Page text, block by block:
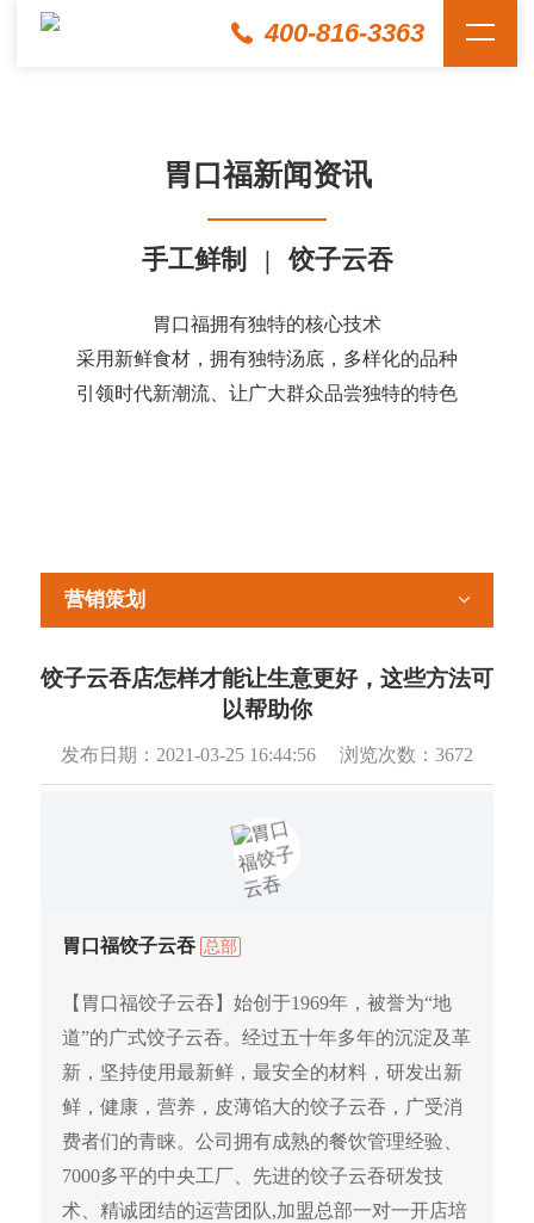
400-816-3363
胃口福新闻资讯
手工鲜制 | 饺子云吞
胃口福拥有独特的核心技术
采用新鲜食材，拥有独特汤底，多样化的品种
引领时代新潮流、让广大群众品尝独特的特色
营销策划
饺子云吞店怎样才能让生意更好，这些方法可
以帮助你
发布日期： 2021-03-25 16:44:56 浏览次数： 3672
胃口福饺子云吞 总部
【胃口福饺子云吞】始创于1969年，被誉为“地
道”的广式饺子云吞。经过五十年多年的沉淀及革
新，坚持使用最新鲜，最安全的材料，研发出新
鲜，健康，营养，皮薄馅大的饺子云吞，广受消
费者们的青睐。公司拥有成熟的餐饮管理经验、
7000多平的中央工厂、先进的饺子云吞研发技
术、精诚团结的运营团队,加盟总部一对一开店培